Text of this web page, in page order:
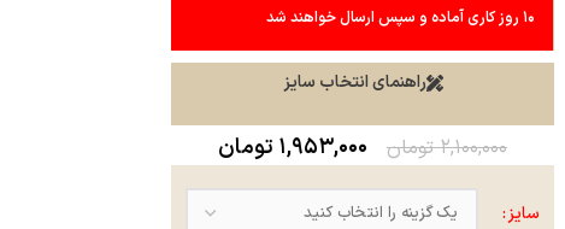
۱۰ روز کاری آماده و سپس ارسال خواهند شد
راهنمای انتخاب سایز
۲,۱۰۰,۰۰۰ تومان ۱,۹۵۳,۰۰۰ تومان
سایز